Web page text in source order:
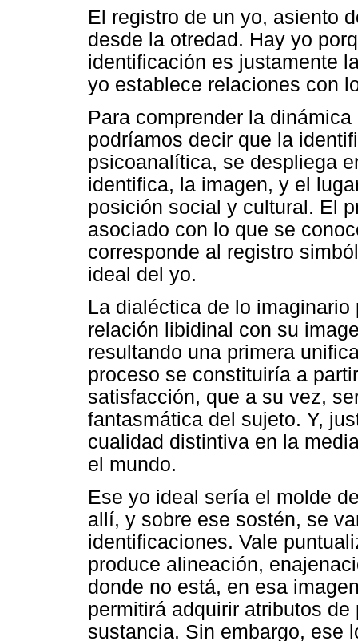
El registro de un yo, asiento
desde la otredad. Hay yo
identificación es justamente
yo establece relaciones con
Para comprender la
podríamos decir que la
psicoanalítica, se despliega
identifica, la imagen, y el
posición social y cultural. El
asociado con lo que se
corresponde al registro
ideal del yo.
La dialéctica de lo
relación libidinal con su
resultando una primera
proceso se constituiría a
satisfacción, que a su vez,
fantasmática del sujeto. Y,
cualidad distintiva en la
el mundo.
Ese yo ideal sería el molde
allí, y sobre ese sostén, se
identificaciones. Vale
produce alineación,
donde no está, en esa
permitirá adquirir atributos
sustancia. Sin embargo, ese